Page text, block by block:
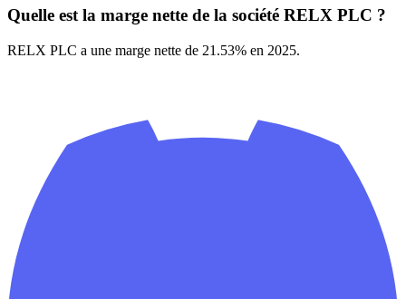
Quelle est la marge nette de la société RELX PLC ?
RELX PLC a une marge nette de 21.53% en 2025.